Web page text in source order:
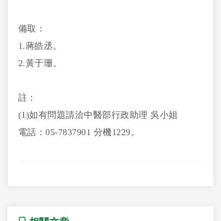
備取：
1.蔣皓丞。
2.黃于珊。
註：
(1)如有問題請洽中醫部行政助理 吳小姐
電話：05-7837901 分機1229。